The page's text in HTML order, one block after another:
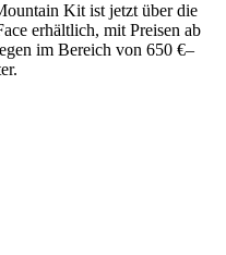
Kit ist jetzt über die
erhältlich, mit Preisen ab
im Bereich von 650 €–